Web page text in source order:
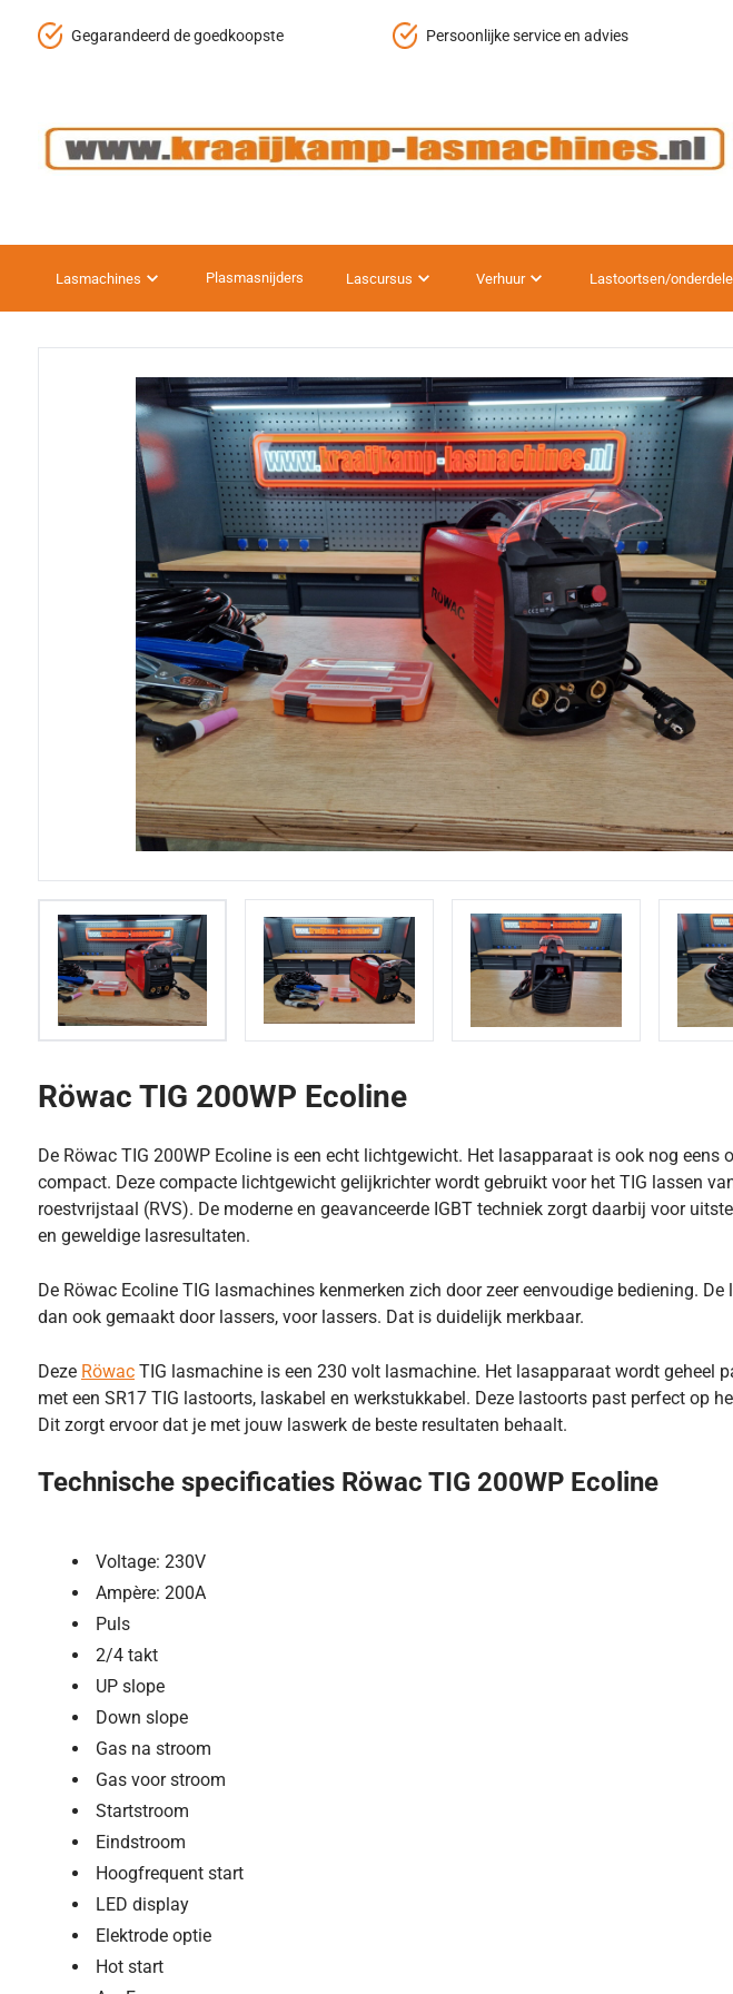
Gegarandeerd de goedkoopste Persoonlijke service en advies
Lasmachines Plasmasnijders Lascursus Verhuur Lastoortsen/
Röwac TIG 200WP Ecoline
De Röwac TIG 200WP Ecoline is een echt lichtgewicht. Het lasapparaat is ook nog eens
compact. Deze compacte lichtgewicht gelijkrichter wordt gebruikt voor het TIG lassen
roestvrijstaal (RVS). De moderne en geavanceerde IGBT techniek zorgt daarbij voor
en geweldige lasresultaten.
De Röwac Ecoline TIG lasmachines kenmerken zich door zeer eenvoudige bediening.
dan ook gemaakt door lassers, voor lassers. Dat is duidelijk merkbaar.
Deze Röwac TIG lasmachine is een 230 volt lasmachine. Het lasapparaat wordt geheel
met een SR17 TIG lastoorts, laskabel en werkstukkabel. Deze lastoorts past perfect op
Dit zorgt ervoor dat je met jouw laswerk de beste resultaten behaalt.
Technische specificaties Röwac TIG 200WP Ecoline
Voltage: 230V
Ampère: 200A
Puls
2/4 takt
UP slope
Down slope
Gas na stroom
Gas voor stroom
Startstroom
Eindstroom
Hoogfrequent start
LED display
Elektrode optie
Hot start